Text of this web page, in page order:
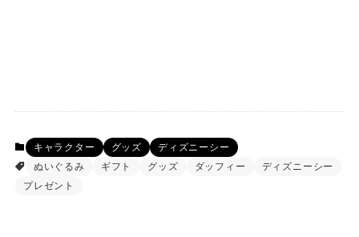
キャラクター グッズ
ディズニーシー
ぬいぐるみ
ギフト グッズ ダッフィー
ディズニーシー
プレゼント